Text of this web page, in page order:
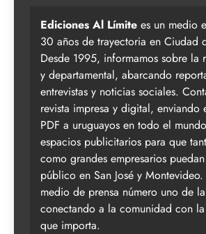
Ediciones Al Límite es un medio
30 años de trayectoria en Ciudad
Desde 1995, informamos sobre la
y departamental, abarcando
entrevistas y noticias sociales.
revista impresa y digital, enviando
PDF a uruguayos en todo el
espacios publicitarios para que
como grandes empresarios
público en San José y
medio de prensa número uno de
conectando a la comunidad con
que importa.